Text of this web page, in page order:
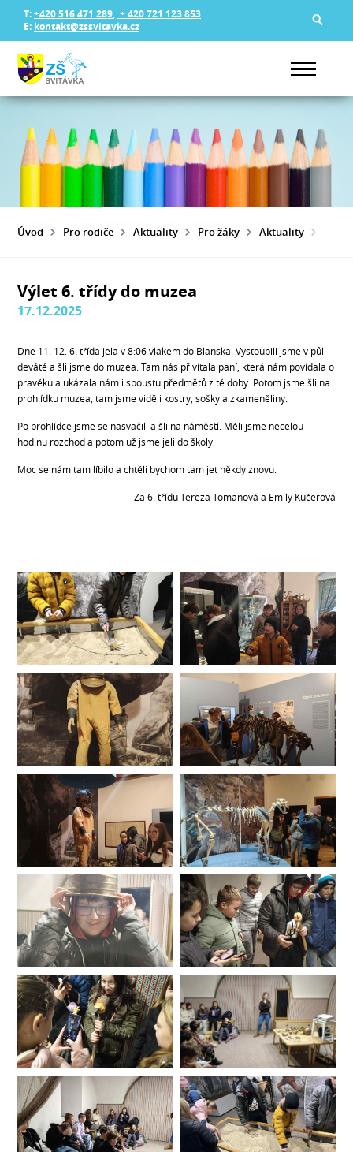
T:+420 516 471 289, + 420 721 123 853
E: kontakt@zssvitavka.cz
Úvod Pro rodiče Aktuality Pro žáky Aktuality
Výlet 6. třídy do muzea
17.12.2025
Dne 11. 12. 6. třída jela v 8:06 vlakem do Blanska. Vystoupili jsme v půl
deváté a šli jsme do muzea. Tam nás přivítala paní, která nám povídala o
pravěku a ukázala nám i spoustu předmětů z té doby. Potom jsme šli na
prohlídku muzea, tam jsme viděli kostry, sošky a zkameněliny.
Po prohlídce jsme se nasvačili a šli na náměstí. Měli jsme necelou
hodinu rozchod a potom už jsme jeli do školy.
Moc se nám tam líbilo a chtěli bychom tam jet někdy znovu.
Za 6. třídu Tereza Tomanová a Emily Kučerová